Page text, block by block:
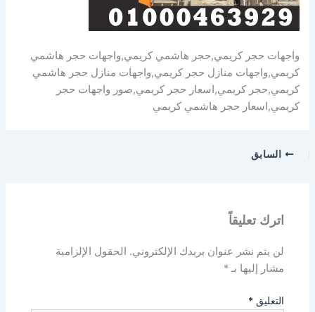
واجهات حجر كريمي,حجر هاشمي كريمي,واجهات حجر هاشمي
كريمي,واجهات منازل حجر كريمي,واجهات منازل حجر هاشمي
كريمي,حجر كريمي,اسعار حجر كريمي,صور واجهات حجر
كريمي,اسعار حجر هاشمي كريمي
السابق
اترك تعليقاً
لن يتم نشر عنوان بريدك الإلكتروني. الحقول الإلزامية
مشار إليها بـ*
التعليق*